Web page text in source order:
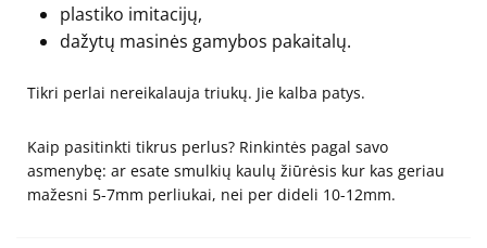
plastiko imitacijų,
dažytų masinės gamybos pakaitalų.
Tikri perlai nereikalauja triukų. Jie kalba patys.
Kaip pasitinkti tikrus perlus? Rinkintės pagal savo
asmenybę: ar esate smulkių kaulų žiūrėsis kur kas geriau
mažesni 5-7mm perliukai, nei per dideli 10-12mm.